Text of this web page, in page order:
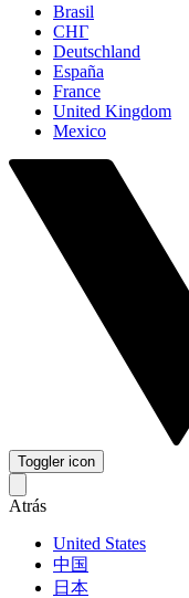
Brasil
СНГ
Deutschland
España
France
United Kingdom
Mexico
Toggler icon
Atrás
United States
中国
日本